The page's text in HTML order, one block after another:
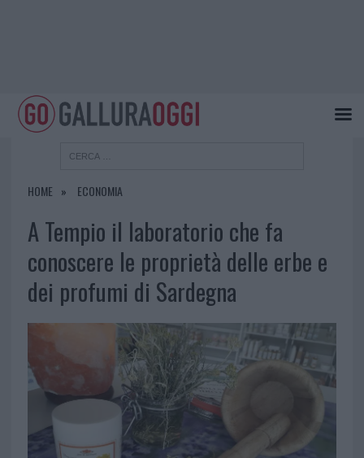
HOME ECONOMIA
A Tempio il laboratorio che fa
conoscere le proprietà delle erbe e
dei profumi di Sardegna